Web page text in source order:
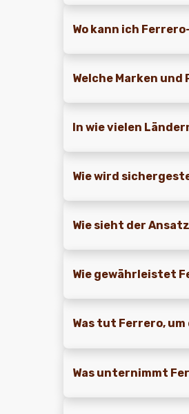
Wo kann ich
Welche Marken
In wie vielen
Wie wird
Wie sieht der
Wie gewährleistet
Was tut Ferrero,
Was unternimmt